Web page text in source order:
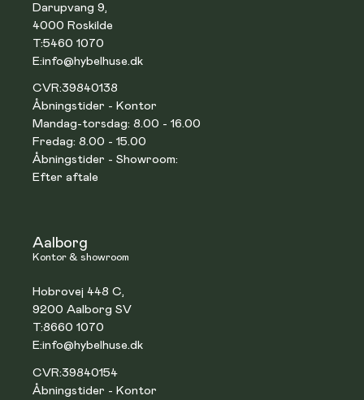
Darupvang 9,
4000 Roskilde
T:5460 1070
E:info@hybelhuse.dk
CVR:39840138
Åbningstider - Kontor
Mandag-torsdag: 8.00 - 16.00
Fredag: 8.00 - 15.00
Åbningstider - Showroom:
Efter aftale
Aalborg
Kontor & showroom
Hobrovej 448 C,
9200 Aalborg SV
T:8660 1070
E:info@hybelhuse.dk
CVR:39840154
Åbningstider - Kontor